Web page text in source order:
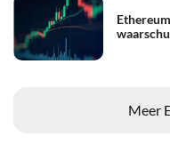
Meer